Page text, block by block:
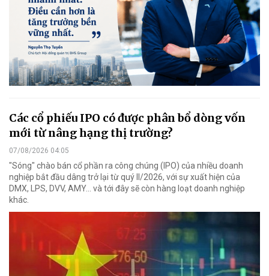
Các cổ phiếu IPO có được phân bổ dòng vốn
mới từ nâng hạng thị trường?
07/08/2026 04:05
"Sóng" chào bán cổ phần ra công chúng (IPO) của nhiều doanh
nghiệp bắt đầu dâng trở lại từ quý II/2026, với sự xuất hiện của
DMX, LPS, DVV, AMY... và tới đây sẽ còn hàng loạt doanh nghiệp
khác.